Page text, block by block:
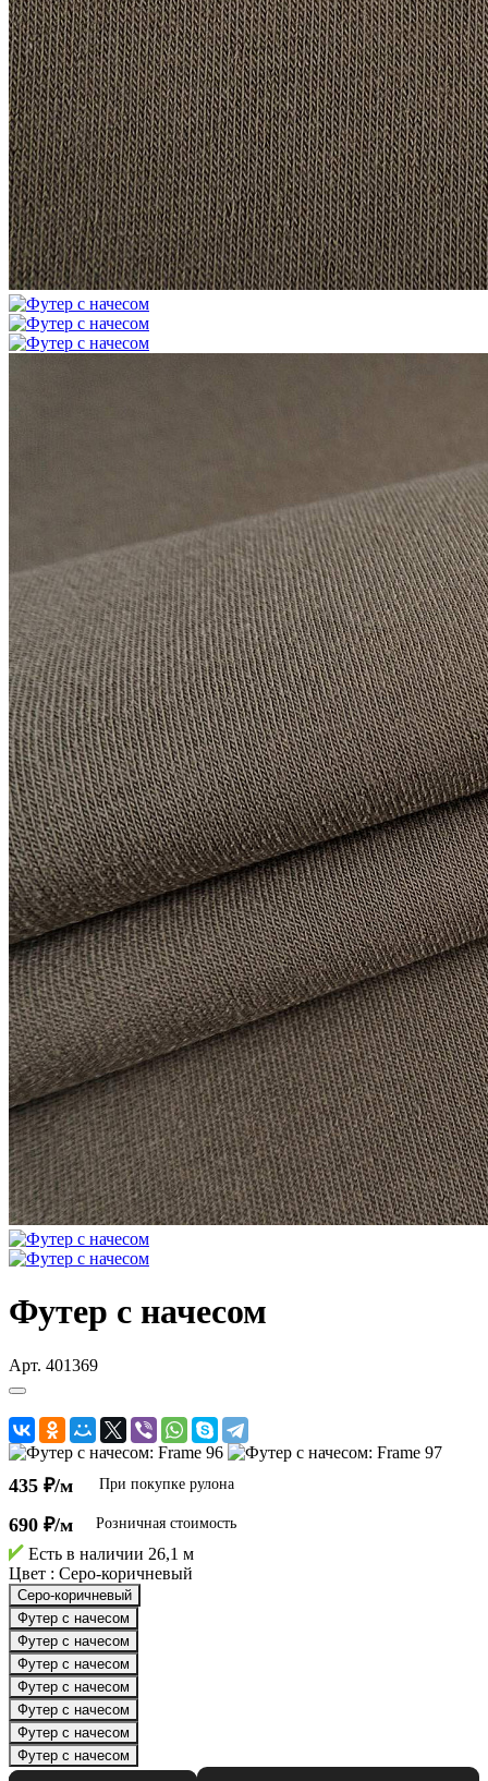
Футер с начесом
Арт. 401369
435 ₽/м При покупке рулона
690 ₽/м Розничная стоимость
Есть в наличии 26,1 м
Цвет : Серо-коричневый
Серо-коричневый
Футер с начесом
Футер с начесом
Футер с начесом
Футер с начесом
Футер с начесом
Футер с начесом
Футер с начесом